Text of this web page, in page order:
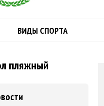
ВИДЫ СПОРТА
пляжный